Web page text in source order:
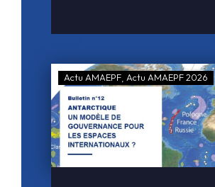
Actu AMAEPF Actu AMAEPF 2026